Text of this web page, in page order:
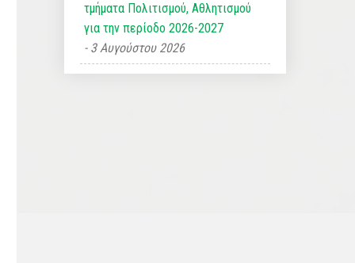
τμήματα Πολιτισμού, Αθλητισμού
για την περίοδο 2026-2027
3 Αυγούστου 2026